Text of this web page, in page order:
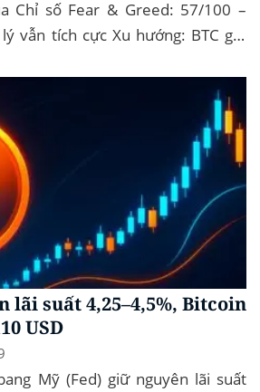
Chỉ số Fear & Greed: 57/100 –
vẫn tích cực Xu hướng: BTC giữ
lãi suất 4,25–4,5%, Bitcoin
USD
Mỹ (Fed) giữ nguyên lãi suất